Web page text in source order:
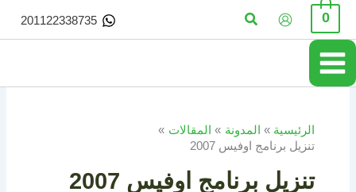
تخطي
المحتوى
0 البحث 201122338735
الرئيسية المدونة
المقالات
تنزيل برنامج اوفيس 2007
تنزيل برنامج اوفيس 2007